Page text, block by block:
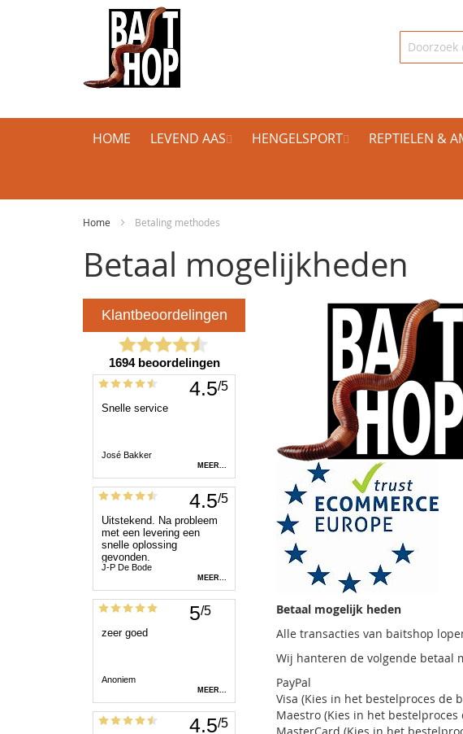
HOME LEVEND AAS HENGELSPORT REPTIELEN &
Home Betaling methodes
Betaal mogelijkheden
Betaal mogelijk heden
Alle transacties van baitshop
Wij hanteren de volgende betaal
PayPal
Visa (Kies in het bestelproces de
Maestro (Kies in het